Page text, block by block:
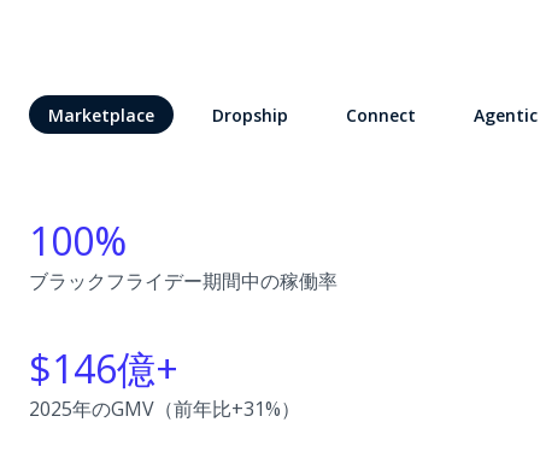
Marketplace Dropship Connect Agentic
100%
ブラックフライデー期間中の稼働率
$146億+
2025年のGMV（前年比+31%）